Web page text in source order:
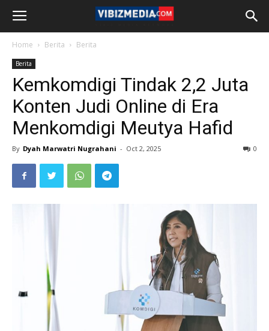
Home Berita Berita
Berita
Kemkomdigi Tindak 2,2 Juta
Konten Judi Online di Era
Menkomdigi Meutya Hafid
By Dyah Marwatri Nugrahani - Oct 2, 2025 0